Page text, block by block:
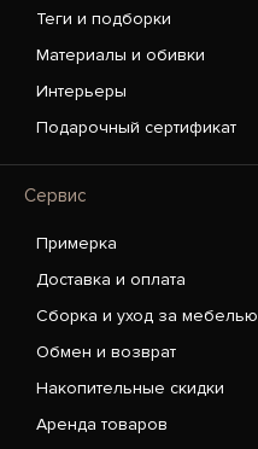
Теги и подборки
Материалы и обивки
Интерьеры
Подарочный сертификат
Сервис
Примерка
Доставка и оплата
Сборка и уход за мебелью
Обмен и возврат
Накопительные скидки
Аренда товаров